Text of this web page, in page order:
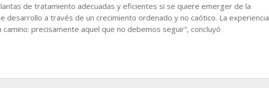
de tratamiento adecuadas y eficientes si se quiere emerger de la
desarrollo a través de un crecimiento ordenado y no caótico. La experiencia
precisamente aquel que no debemos seguir”, concluyó